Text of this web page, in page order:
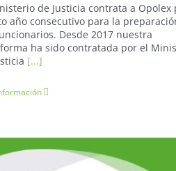
de Justicia contrata a Opolex
año consecutivo para la
Desde 2017 nuestra
ha sido contratada por el
[...]